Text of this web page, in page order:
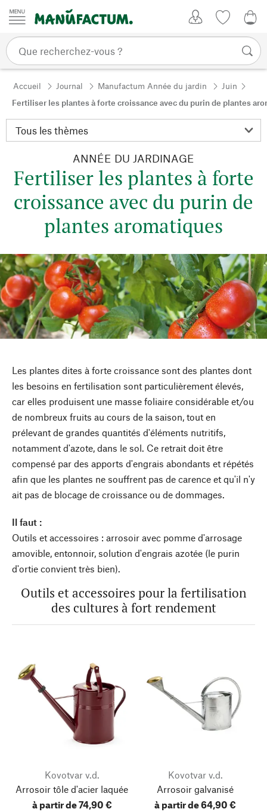
Passer au contenu
Accueil Journal Manufactum Année du jardin
Juin
Fertiliser les plantes à forte croissance avec du purin de plantes
ANNÉE DU JARDINAGE
Fertiliser les plantes à forte
croissance avec du purin de
plantes aromatiques
Les plantes dites à forte croissance sont des plantes dont
les besoins en fertilisation sont particulièrement élevés,
car elles produisent une masse foliaire considérable et/ou
de nombreux fruits au cours de la saison, tout en
prélevant de grandes quantités d'éléments nutritifs,
notamment d'azote, dans le sol. Ce retrait doit être
compensé par des apports d'engrais abondants et répétés
afin que les plantes ne souffrent pas de carence et qu'il n'y
ait pas de blocage de croissance ou de dommages.
Il faut :
Outils et accessoires : arrosoir avec pomme d'arrosage
amovible, entonnoir, solution d'engrais azotée (le purin
d'ortie convient très bien).
Outils et accessoires pour la fertilisation
des cultures à fort rendement
Kovotvar v.d.
Arrosoir tôle d'acier laquée
à partir de 74,90 €
Kovotvar v.d.
Arrosoir galvanisé
à partir de 64,90 €